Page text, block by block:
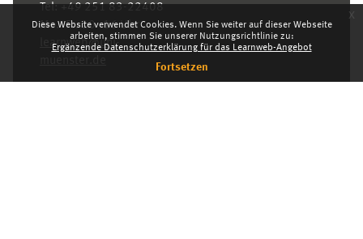
Diese Website verwendet Cookies. Wenn Sie weiter auf dieser Webseite
arbeiten, stimmen Sie unserer Nutzungsrichtlinie zu:
Ergänzende Datenschutzerklärung für das Learnweb-Angebot
Fortsetzen
x
Tel:+49 251 83-22408
Mo.- Fr. 10–16 Uhr
learnweb@uni-